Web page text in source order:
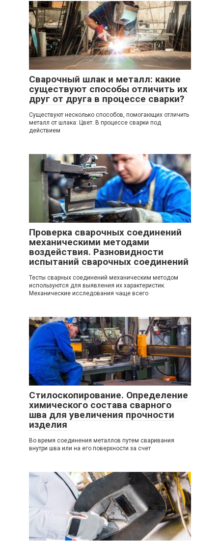
Сварочный шлак и металл: какие
существуют способы отличить их
друг от друга в процессе сварки?
Существуют несколько способов, помогающих отличить
металл от шлака: Цвет. В процессе сварки под
действием
Проверка сварочных соединений
механическими методами
воздействия. Разновидности
испытаний сварочных соединений
Тесты сварных соединений механическим методом
используются для выявления их характеристик.
Механические исследования чаще всего
Стилоскопирование. Определение
химического состава сварного
шва для увеличения прочности
изделия
Во время соединения металлов путем сваривания
внутри шва или на его поверхности за счет